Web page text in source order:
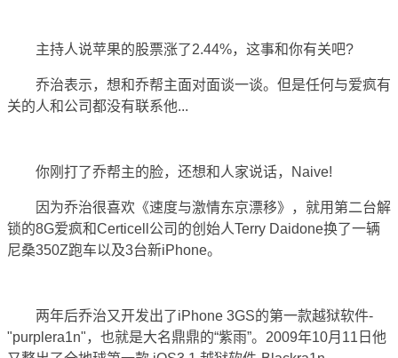
主持人说苹果的股票涨了2.44%，这事和你有关吧?
乔治表示，想和乔帮主面对面谈一谈。但是任何与爱疯有
关的人和公司都没有联系他...
你刚打了乔帮主的脸，还想和人家说话，Naive!
因为乔治很喜欢《速度与激情东京漂移》，就用第二台解
锁的8G爱疯和Certicell公司的创始人Terry Daidone换了一辆
尼桑350Z跑车以及3台新iPhone。
两年后乔治又开发出了iPhone 3GS的第一款越狱软件-
"purplera1n"，也就是大名鼎鼎的“紫雨”。2009年10月11日他